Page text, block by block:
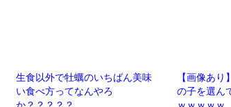
生食以外で牡蠣のいちばん美味
い食べ方ってなんやろ
か？？？？？
【画像あ
の子を選ん
ｗｗｗｗｗ